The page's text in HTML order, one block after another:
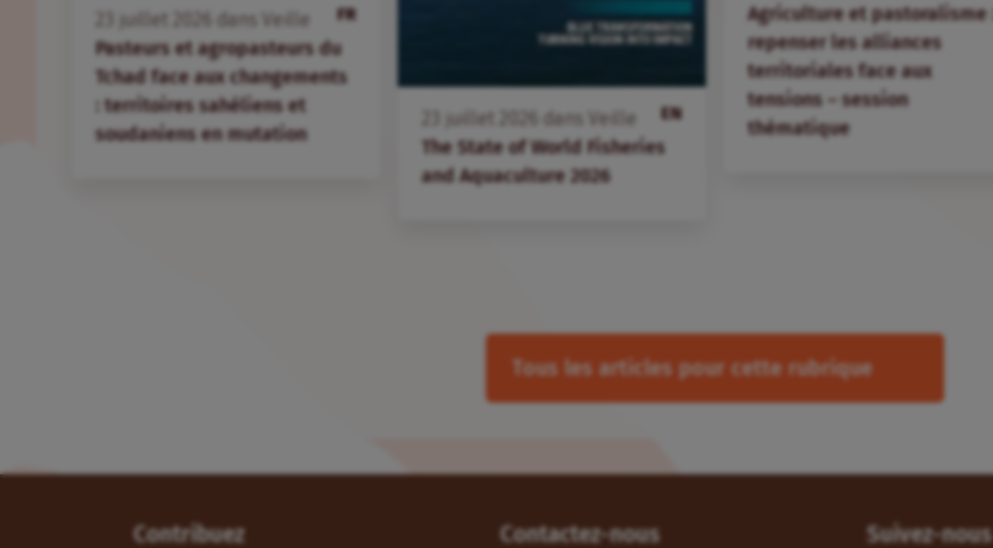
EN
juillet dans
Veille
The State of World Fisheries
and Aquaculture 2026
FR
juillet dans
Veille
Pasteurs et agropasteurs du
Tchad face aux changements
: territoires sahéliens et
soudaniens en mutation
Agriculture et pastoralisme :
repenser les alliances
territoriales face aux
tensions – session
thématique
Tous les articles pour cette rubrique
Contribuez Contactez-nous Suivez-nous